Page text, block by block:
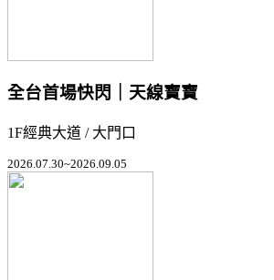
全台首場快閃｜天線寶寶
1F經典大道 / 大門口
2026.07.30~2026.09.05